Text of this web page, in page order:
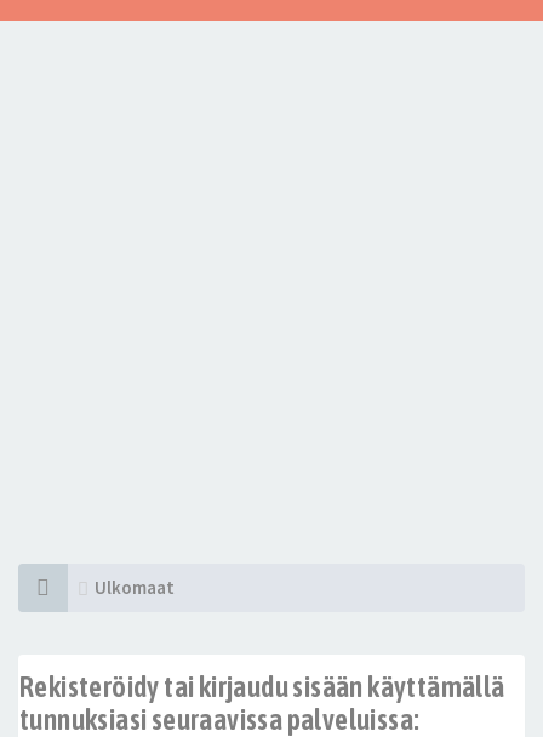
Ulkomaat
Rekisteröidy tai kirjaudu sisään käyttämällä
tunnuksiasi seuraavissa palveluissa: